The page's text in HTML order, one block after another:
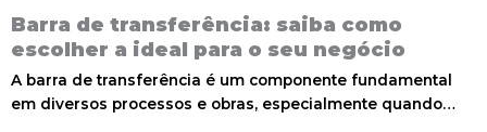
Barra de transferência: saiba como
escolher a ideal para o seu negócio
A barra de transferência é um componente fundamental
em diversos processos e obras, especialmente quando…